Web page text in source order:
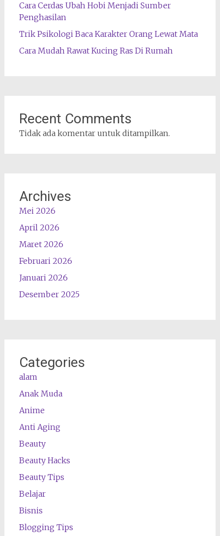
Cara Cerdas Ubah Hobi Menjadi Sumber
Penghasilan
Trik Psikologi Baca Karakter Orang Lewat Mata
Cara Mudah Rawat Kucing Ras Di Rumah
Recent Comments
Tidak ada komentar untuk ditampilkan.
Archives
Mei 2026
April 2026
Maret 2026
Februari 2026
Januari 2026
Desember 2025
Categories
alam
Anak Muda
Anime
Anti Aging
Beauty
Beauty Hacks
Beauty Tips
Belajar
Bisnis
Blogging Tips